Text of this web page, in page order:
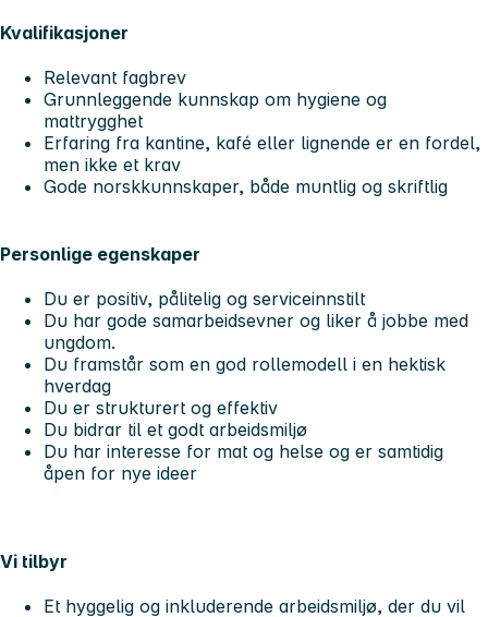
Kvalifikasjoner
Relevant fagbrev
Grunnleggende kunnskap om hygiene og
mattrygghet
Erfaring fra kantine, kafé eller lignende er en fordel,
men ikke et krav
Gode norskkunnskaper, både muntlig og skriftlig
Personlige egenskaper
Du er positiv, pålitelig og serviceinnstilt
Du har gode samarbeidsevner og liker å jobbe med
ungdom.
Du framstår som en god rollemodell i en hektisk
hverdag
Du er strukturert og effektiv
Du bidrar til et godt arbeidsmiljø
Du har interesse for mat og helse og er samtidig
åpen for nye ideer
Vi tilbyr
Et hyggelig og inkluderende arbeidsmiljø, der du vil